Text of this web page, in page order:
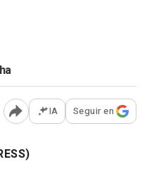
Abrir opciones para
IA Seguir en